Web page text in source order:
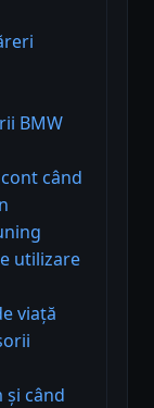
BMW
când
utilizare
viață
și când